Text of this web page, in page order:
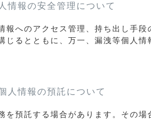
情報の安全管理について
へのアクセス管理、持ち出し手
るとともに、万一、漏洩等個人
人情報の預託について
預託する場合があります。その